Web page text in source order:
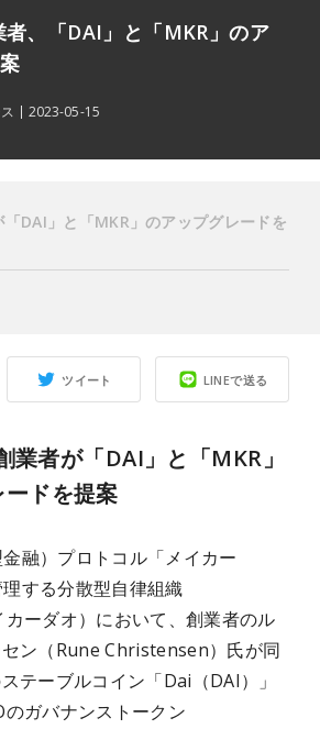
、「DAI」と「MKR」のア
2023-05-15
ツイート LINEで送る
者が「DAI」と「MKR」
ドを提案
融）プロトコル「メイカー
する分散型自律組織
ーダオ）において、創業者のル
ン（Rune Christensen）氏が同
テーブルコイン「Dai（DAI）」
ガバナンストークン
DAI」と「MKR」のアップグレードを